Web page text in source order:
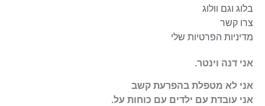
בלוג וגם וולוג
צרו קשר
מדיניות הפרטיות שלי
אני דנה וינטר.
אני לא מטפלת בהפרעת קשב
אני עובדת עם ילדים עם כוחות על.